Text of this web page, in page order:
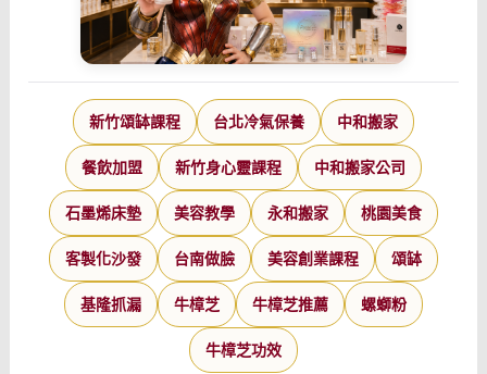
新竹頌缽課程 台北冷氣保養 中和搬家
餐飲加盟 新竹身心靈課程 中和搬家公司
石墨烯床墊 美容教學 永和搬家 桃園美食
客製化沙發 台南做臉 美容創業課程 頌缽
基隆抓漏 牛樟芝 牛樟芝推薦 螺螄粉
牛樟芝功效